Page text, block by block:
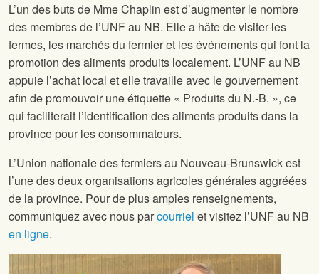
L’un des buts de Mme Chaplin est d’augmenter le nombre
des membres de l’UNF au NB. Elle a hâte de visiter les
fermes, les marchés du fermier et les événements qui font la
promotion des aliments produits localement. L’UNF au NB
appuie l’achat local et elle travaille avec le gouvernement
afin de promouvoir une étiquette « Produits du N.-B. », ce
qui faciliterait l’identification des aliments produits dans la
province pour les consommateurs.
L’Union nationale des fermiers au Nouveau-Brunswick est
l’une des deux organisations agricoles générales aggréées
de la province. Pour de plus amples renseignements,
communiquez avec nous parcourriel et visitez l’UNF au NB
en ligne.